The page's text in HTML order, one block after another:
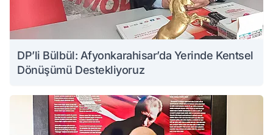
DP’li Bülbül: Afyonkarahisar’da Yerinde Kentsel
Dönüşümü Destekliyoruz